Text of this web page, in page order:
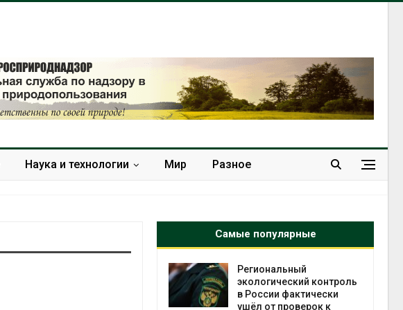
Наука и технологии Мир Разное
Самые популярные
Региональный
экологический контроль
в России фактически
ушёл от проверок к